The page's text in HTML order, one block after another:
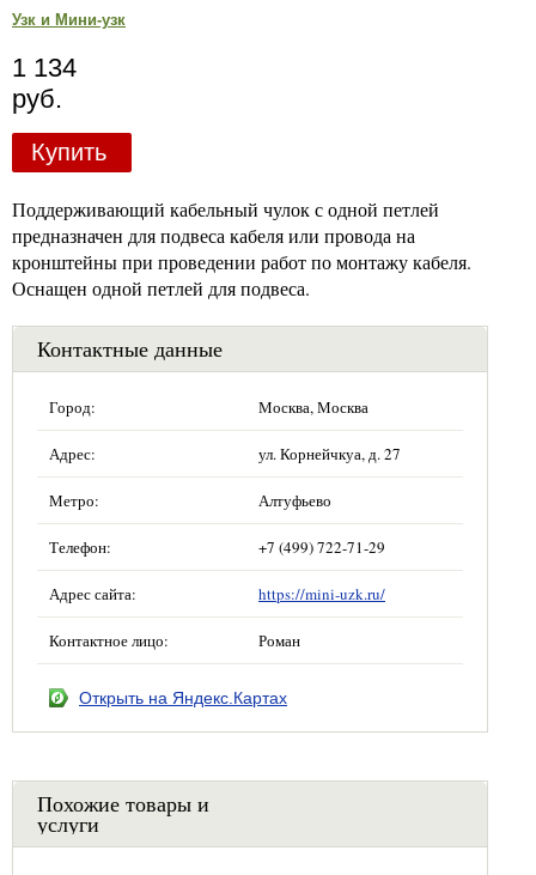
Узк и Мини-узк
1 134
руб.
Купить
Поддерживающий кабельный чулок с одной петлей
предназначен для подвеса кабеля или провода на
кронштейны при проведении работ по монтажу кабеля.
Оснащен одной петлей для подвеса.
Контактные данные
Город: Москва, Москва
Адрес: ул. Корнейчкуа, д. 27
Метро: Алтуфьево
Телефон: +7 (499) 722-71-29
Адрес сайта: https://mini-uzk.ru/
Контактное лицо: Роман
Открыть на Яндекс.Картах
Похожие товары и
услуги